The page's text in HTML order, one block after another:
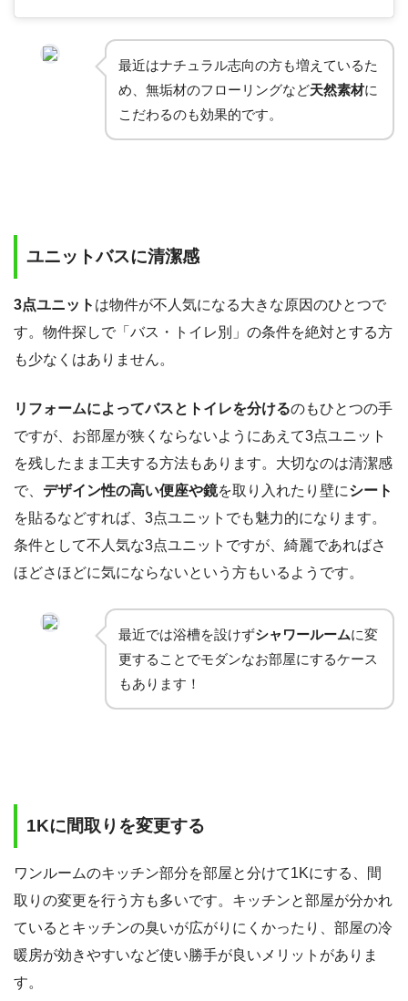
最近はナチュラル志向の方も増えているた
め、無垢材のフローリングなど天然素材に
こだわるのも効果的です。
ユニットバスに清潔感
3点ユニット は物件が不人気になる大きな原因のひとつで
す。物件探しで「バス・トイレ別」の条件を絶対とする方
も少なくはありません。
リフォームによってバスとトイレを分けるのもひとつの手
ですが、お部屋が狭くならないようにあえて3点ユニット
を残したまま工夫する方法もあります。大切なのは清潔感
で、 デザイン性の高い便座や鏡を取り入れたり壁にシート
を貼るなどすれば、3点ユニットでも魅力的になります。
条件として不人気な3点ユニットですが、綺麗であればさ
ほどさほどに気にならないという方もいるようです。
最近では浴槽を設けずシャワールームに変
更することでモダンなお部屋にするケース
もあります！
1Kに間取りを変更する
ワンルームのキッチン部分を部屋と分けて1Kにする、間
取りの変更を行う方も多いです。キッチンと部屋が分かれ
ているとキッチンの臭いが広がりにくかったり、部屋の冷
暖房が効きやすいなど使い勝手が良いメリットがありま
す。